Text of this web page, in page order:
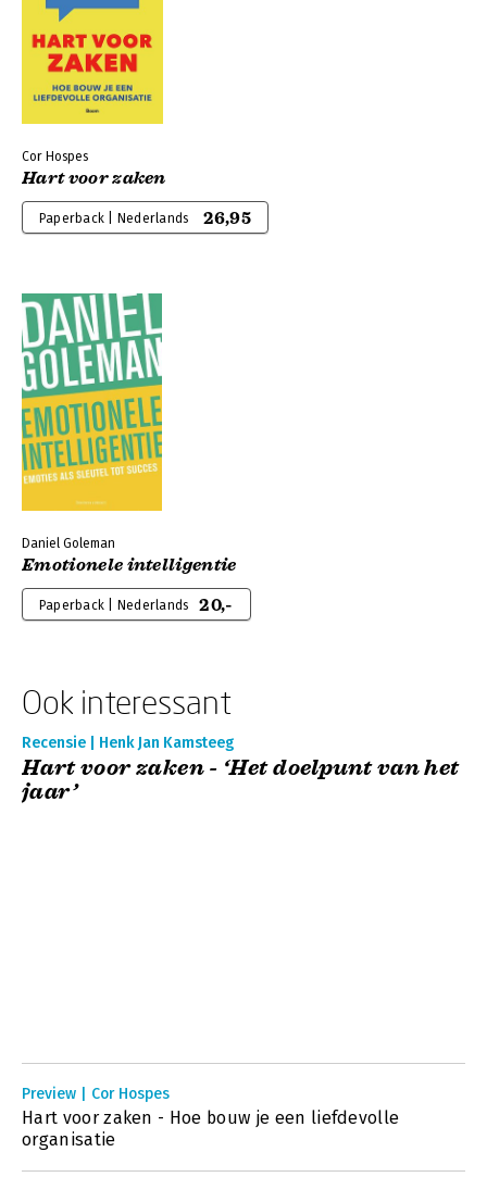
Cor Hospes
Hart voor zaken
Paperback | Nederlands 26,95
Daniel Goleman
Emotionele intelligentie
Paperback | Nederlands 20,-
Ook interessant
Recensie | Henk Jan Kamsteeg
Hart voor zaken - ‘Het doelpunt van het
jaar’
Preview | Cor Hospes
Hart voor zaken - Hoe bouw je een liefdevolle
organisatie